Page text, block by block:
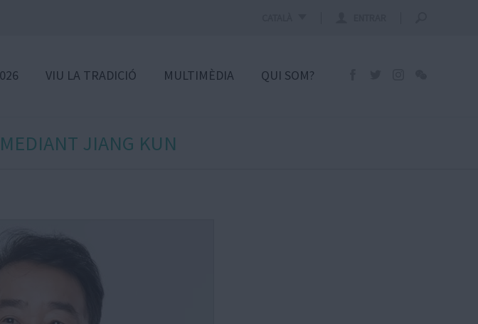
VIU LA TRADICIÓ MULTIMÈDIA QUI SOM?
JIANG KUN